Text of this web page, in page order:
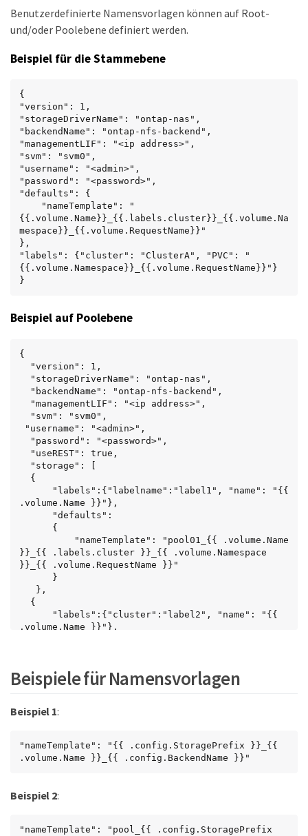
Benutzerdefinierte Namensvorlagen können auf Root-
und/oder Poolebene definiert werden.
Beispiel für die Stammebene
{
"version": 1,
"storageDriverName": "ontap-nas",
"backendName": "ontap-nfs-backend",
"managementLIF": "<ip address>",
"svm": "svm0",
"username": "<admin>",
"password": "<password>",
"defaults": {
{{.volume.Name}}_{{.labels.cluster}}_{{.volume.Na
mespace}}_{{.volume.RequestName}}"
},
"labels": {"cluster": "ClusterA", "PVC": "
{{.volume.Namespace}}_{{.volume.RequestName}}"}
}
Beispiel auf Poolebene
{
.volume.Name }}"},
}}_{{ .labels.cluster }}_{{ .volume.Namespace
}}_{{ .volume.RequestName }}"
.volume.Name }}"},
}}_{{ .labels.cluster }}_{{ .volume.Namespace
}}_{{ .volume.RequestName }}"
}
Beispiele für Namensvorlagen
Beispiel 1:
"nameTemplate": "{{ .config.StoragePrefix }}_{{
.volume.Name }}_{{ .config.BackendName }}"
Beispiel 2:
"nameTemplate": "pool_{{ .config.StoragePrefix